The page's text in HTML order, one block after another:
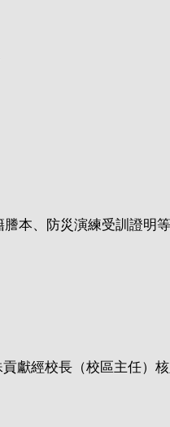
本、防災演練受訓證明
經校長（校區主任）核